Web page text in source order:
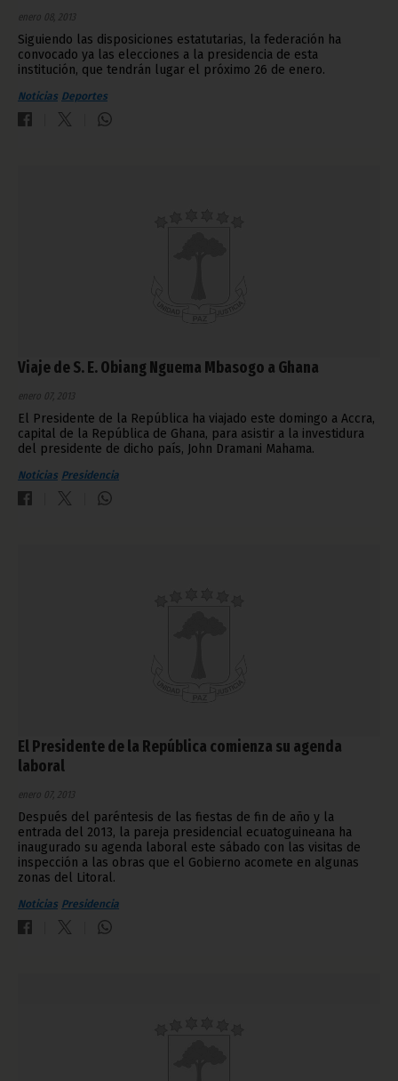
enero 08, 2013
Siguiendo las disposiciones estatutarias, la federación ha
convocado ya las elecciones a la presidencia de esta
institución, que tendrán lugar el próximo 26 de enero.
Noticias Deportes
Viaje de S. E. Obiang Nguema Mbasogo a Ghana
enero 07, 2013
El Presidente de la República ha viajado este domingo a Accra,
capital de la República de Ghana, para asistir a la investidura
del presidente de dicho país, John Dramani Mahama.
Noticias Presidencia
El Presidente de la República comienza su agenda
laboral
enero 07, 2013
Después del paréntesis de las fiestas de fin de año y la
entrada del 2013, la pareja presidencial ecuatoguineana ha
inaugurado su agenda laboral este sábado con las visitas de
inspección a las obras que el Gobierno acomete en algunas
zonas del Litoral.
Noticias Presidencia